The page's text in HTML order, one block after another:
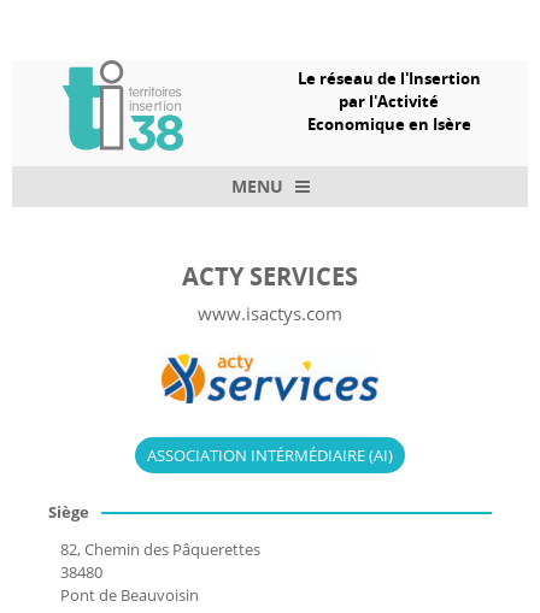
Le réseau de l'Insertion
par l'Activité
Economique en Isère
MENU
ACTY SERVICES
www.isactys.com
ASSOCIATION INTÉRMÉDIAIRE (AI)
Siège
82, Chemin des Pâquerettes
38480
Pont de Beauvoisin